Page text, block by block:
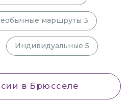
маршруты 3
Индивидуальные 5
в Брюсселе